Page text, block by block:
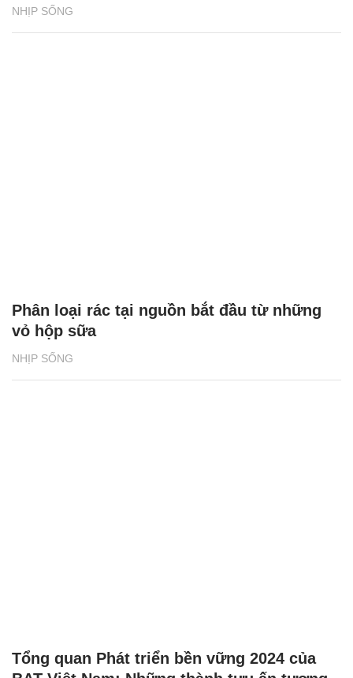
NHỊP SỐNG
NHỊP SỐNG
Phân loại rác tại nguồn bắt đầu từ những
vỏ hộp sữa
Tổng quan Phát triển bền vững 2024 của